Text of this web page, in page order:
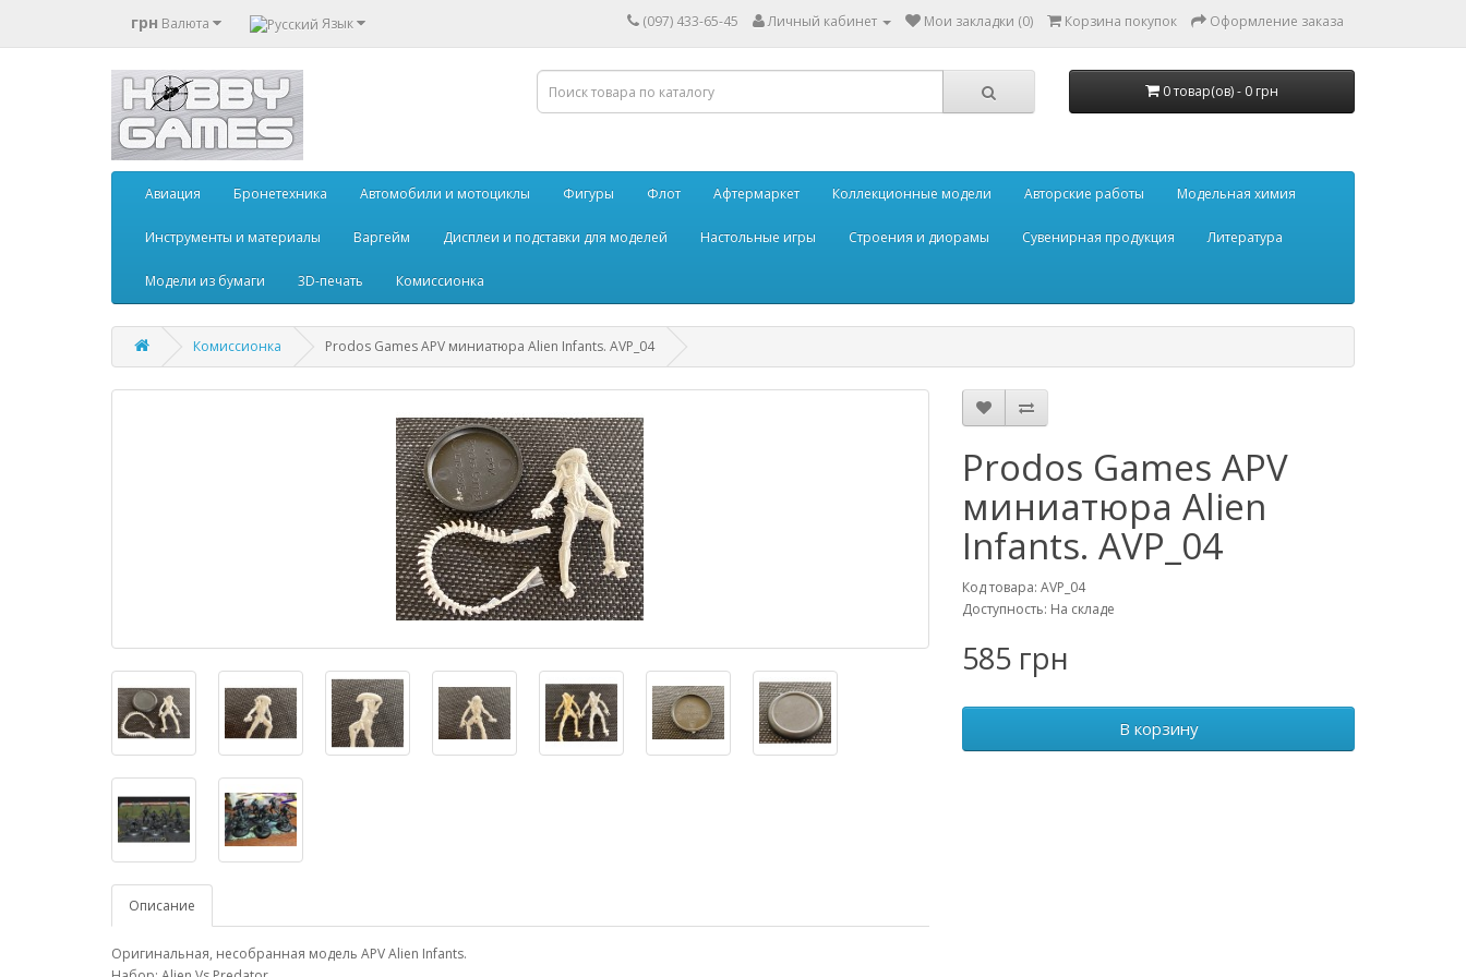
грн Валюта Язык (097) 433-65-45 Личный кабинет Мои закладки (0) Корзина покупок Оформление заказа
0 товар(ов) - 0 грн
Авиация Бронетехника Автомобили и мотоциклы Фигуры Флот Афтермаркет Коллекционные модели Авторские работы Модельная химия
Инструменты и материалы Варгейм Дисплеи и подставки для моделей Настольные игры Строения и диорамы Сувенирная продукция Литература
Модели из бумаги 3D-печать Комиссионка
Комиссионка Prodos Games APV миниатюра Alien Infants. AVP_04
Описание
Оригинальная, несобранная модель APV Alien Infants.
Prodos Games APV
миниатюра Alien
Infants. AVP_04
Код товара: AVP_04
Доступность: На складе
585 грн
В корзину